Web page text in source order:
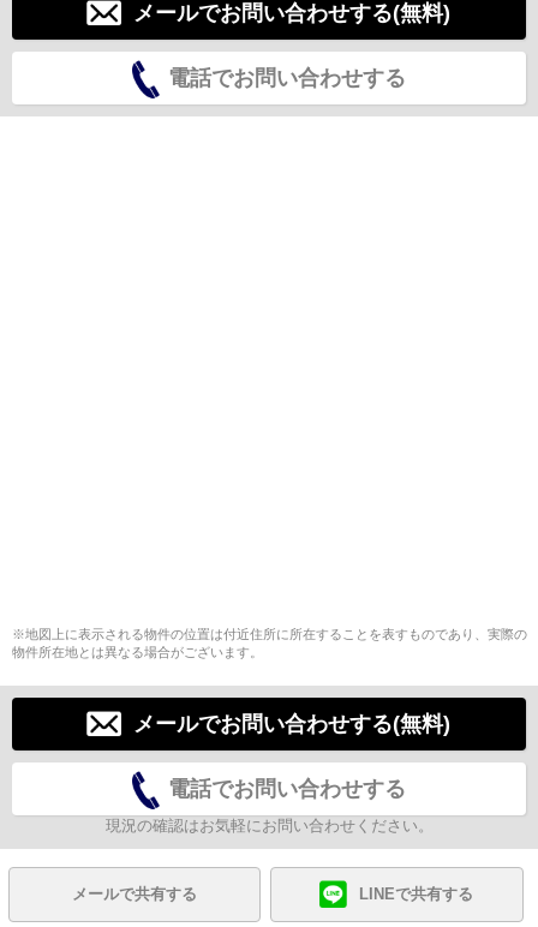
メールでお問い合わせする(無料)
電話でお問い合わせする
※地図上に表示される物件の位置は付近住所に所在することを表すものであり、実際の
物件所在地とは異なる場合がございます。
メールでお問い合わせする(無料)
電話でお問い合わせする
現況の確認はお気軽にお問い合わせください。
メールで共有する LINEで共有する